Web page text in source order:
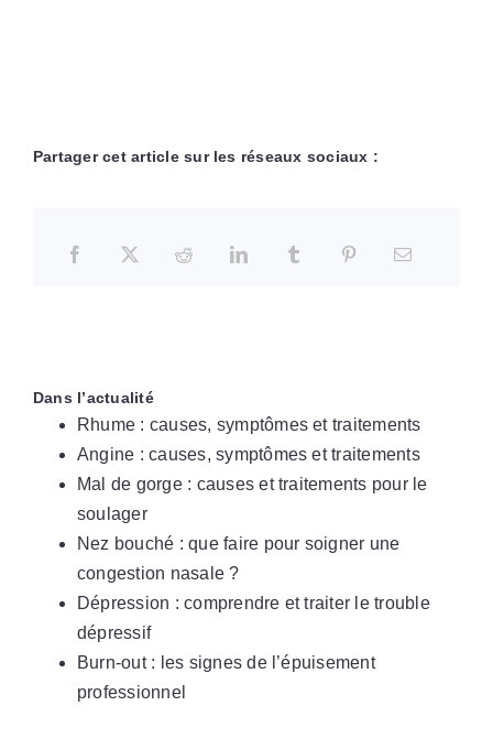
Partager cet article sur les réseaux sociaux :
Dans l’actualité
Rhume : causes, symptômes et traitements
Angine : causes, symptômes et traitements
Mal de gorge : causes et traitements pour le
soulager
Nez bouché : que faire pour soigner une
congestion nasale ?
Dépression : comprendre et traiter le trouble
dépressif
Burn-out : les signes de l’épuisement
professionnel